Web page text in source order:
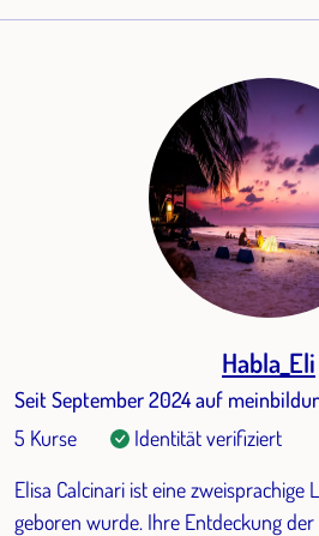
Habla_Eli
Seit September 2024 auf
5 Kurse
Identität verifiziert
Elisa Calcinari ist eine zweisprachige
geboren wurde. Ihre Entdeckung